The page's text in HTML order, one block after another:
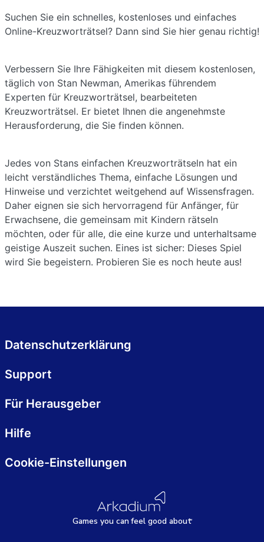
Suchen Sie ein schnelles, kostenloses und einfaches
Online-Kreuzworträtsel? Dann sind Sie hier genau richtig!
Verbessern Sie Ihre Fähigkeiten mit diesem kostenlosen,
täglich von Stan Newman, Amerikas führendem
Experten für Kreuzworträtsel, bearbeiteten
Kreuzworträtsel. Er bietet Ihnen die angenehmste
Herausforderung, die Sie finden können.
Jedes von Stans einfachen Kreuzworträtseln hat ein
leicht verständliches Thema, einfache Lösungen und
Hinweise und verzichtet weitgehend auf Wissensfragen.
Daher eignen sie sich hervorragend für Anfänger, für
Erwachsene, die gemeinsam mit Kindern rätseln
möchten, oder für alle, die eine kurze und unterhaltsame
geistige Auszeit suchen. Eines ist sicher: Dieses Spiel
wird Sie begeistern. Probieren Sie es noch heute aus!
Games you canfeel good about
Datenschutzerklärung
Support
Für Herausgeber
Hilfe
Cookie-Einstellungen